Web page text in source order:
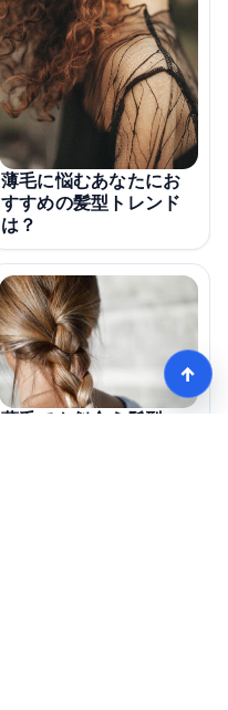
薄毛に悩むあなたにお
すすめの髪型トレンド
は？
薄毛でも似合う髪型の
↑